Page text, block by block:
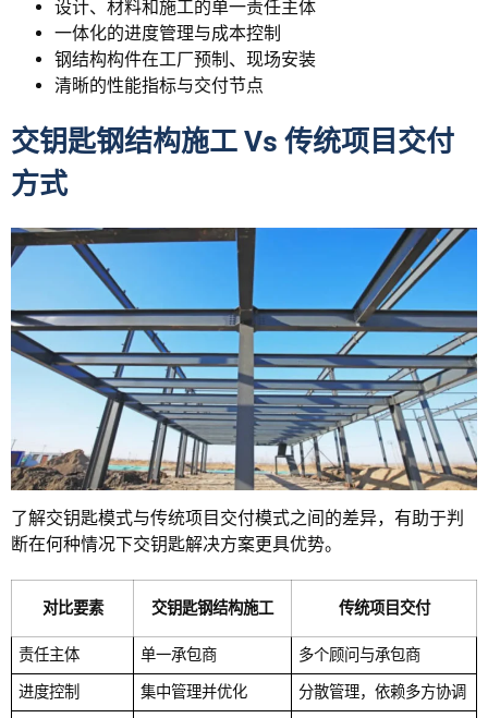
设计、材料和施工的单一责任主体
一体化的进度管理与成本控制
钢结构构件在工厂预制、现场安装
清晰的性能指标与交付节点
交钥匙钢结构施工 Vs 传统项目交付
方式
了解交钥匙模式与传统项目交付模式之间的差异，有助于判
断在何种情况下交钥匙解决方案更具优势。
对比要素 交钥匙钢结构施工 传统项目交付
责任主体 单一承包商
多个顾问与承包商
进度控制
集中管理并优化
分散管理，依赖多方协调